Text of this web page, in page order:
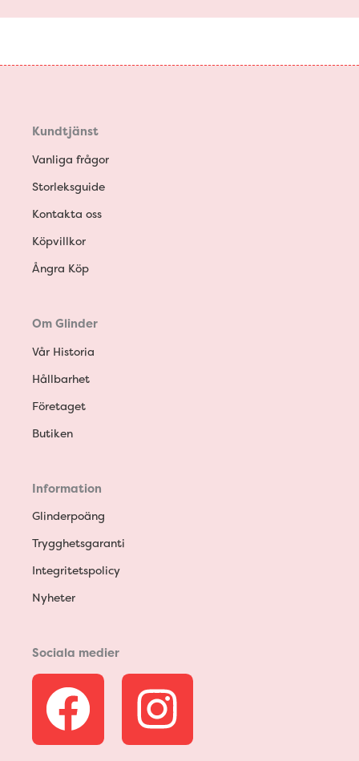
Kundtjänst
Vanliga frågor
Storleksguide
Kontakta oss
Köpvillkor
Ångra Köp
Om Glinder
Vår Historia
Hållbarhet
Företaget
Butiken
Information
Glinderpoäng
Trygghetsgaranti
Integritetspolicy
Nyheter
Sociala medier
F
a
I
n